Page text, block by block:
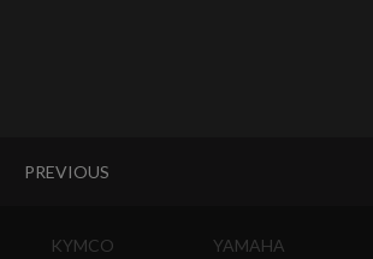
PREVIOUS
KYMCO
YAMAHA